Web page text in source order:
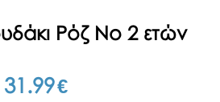
Ρόζ Νο 2 ετών
31.99€